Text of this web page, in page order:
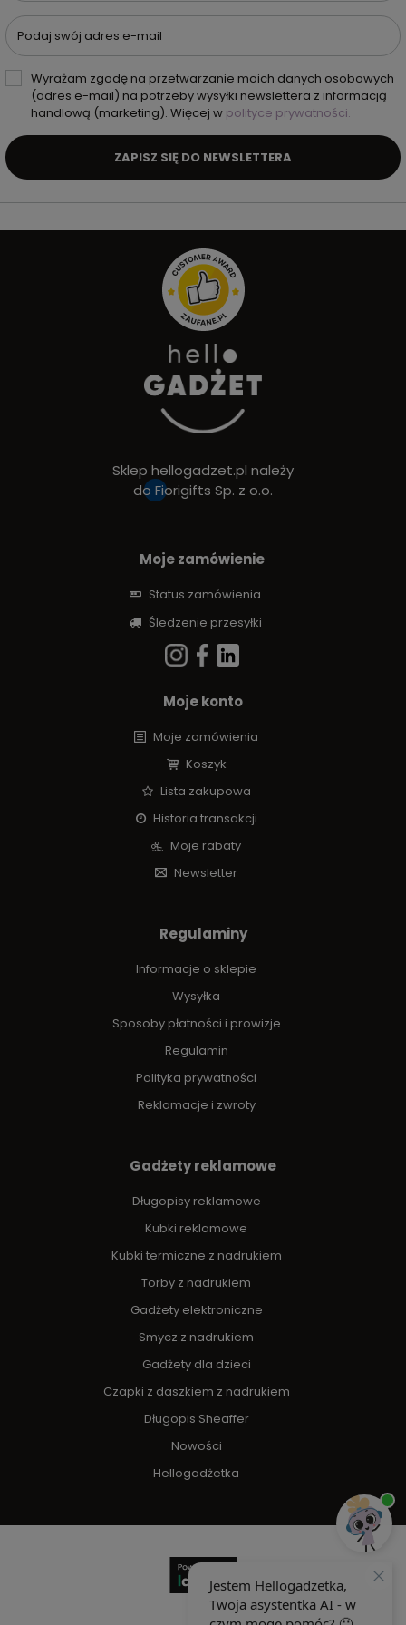
Podaj swój adres e-mail
Wyrażam zgodę na przetwarzanie moich danych osobowych
(adres e-mail) na potrzeby wysyłki newslettera z informacją
handlową (marketing). Więcej w polityce prywatności.
ZAPISZ SIĘ DO NEWSLETTERA
Sklep hellogadzet.pl należy
do Fiorigifts Sp. z o.o.
Moje zamówienie
Status zamówienia
Śledzenie przesyłki
Moje konto
Moje zamówienia
Koszyk
Lista zakupowa
Historia transakcji
Moje rabaty
Newsletter
Regulaminy
Informacje o sklepie
Wysyłka
Sposoby płatności i prowizje
Regulamin
Polityka prywatności
Reklamacje i zwroty
Gadżety reklamowe
Długopisy reklamowe
Kubki reklamowe
Kubki termiczne z nadrukiem
Torby z nadrukiem
Gadżety elektroniczne
Smycz z nadrukiem
Gadżety dla dzieci
Czapki z daszkiem z nadrukiem
Długopis Sheaffer
Nowości
Hellogadżetka